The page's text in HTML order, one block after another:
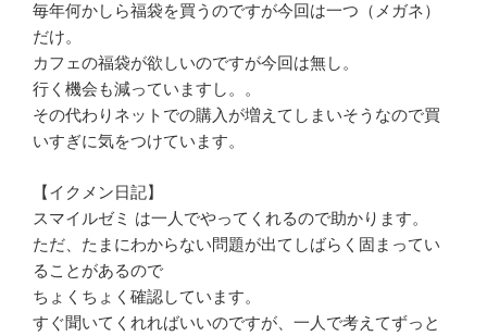
毎年何かしら福袋を買うのですが今回は一つ（メガネ）
だけ。
カフェの福袋が欲しいのですが今回は無し。
行く機会も減っていますし。。
その代わりネットでの購入が増えてしまいそうなので買
いすぎに気をつけています。
【イクメン日記】
スマイルゼミ は一人でやってくれるので助かります。
ただ、たまにわからない問題が出てしばらく固まってい
ることがあるので
ちょくちょく確認しています。
すぐ聞いてくれればいいのですが、一人で考えてずっと